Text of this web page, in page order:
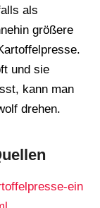
als
größere
und sie
kann man
drehen.
ein